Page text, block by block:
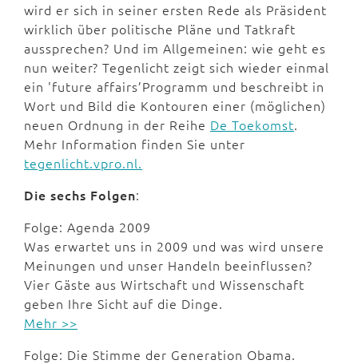
wird er sich in seiner ersten Rede als Präsident
wirklich über politische Pläne und Tatkraft
aussprechen? Und im Allgemeinen: wie geht es
nun weiter? Tegenlicht zeigt sich wieder einmal
ein 'future affairs’Programm und beschreibt in
Wort und Bild die Kontouren einer (möglichen)
neuen Ordnung in der Reihe De Toekomst.
Mehr Information finden Sie unter
tegenlicht.vpro.nl.
Die sechs Folgen:
Folge: Agenda 2009
Was erwartet uns in 2009 und was wird unsere
Meinungen und unser Handeln beeinflussen?
Vier Gäste aus Wirtschaft und Wissenschaft
geben Ihre Sicht auf die Dinge.
Mehr >>
Folge: Die Stimme der Generation Obama.